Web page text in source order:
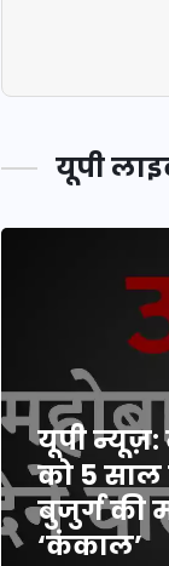
यूपी
यूपी न्यूज़:
को 5 साल
बुजुर्ग की
‘कंकाल’